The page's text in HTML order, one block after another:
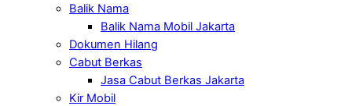
Balik Nama
Balik Nama Mobil Jakarta
Dokumen Hilang
Cabut Berkas
Jasa Cabut Berkas Jakarta
Kir Mobil